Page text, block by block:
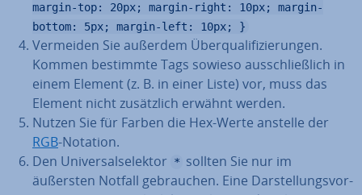
margin-top: 20px; margin-right: 10px; margin-
bottom: 5px; margin-left: 10px; }
Vermeiden Sie außerdem Über­qua­li­fi­zie­run­gen.
Kommen bestimmte Tags sowieso aus­schließ­lich in
einem Element (z. B. in einer Liste) vor, muss das
Element nicht zu­sätz­lich erwähnt werden.
Nutzen Sie für Farben die Hex-Werte anstelle der
RGB-Notation.
Den Uni­ver­sal­se­lek­tor
* sollten Sie nur im
äußersten Notfall ge­brau­chen. Eine Dar­stel­lungs­vor­